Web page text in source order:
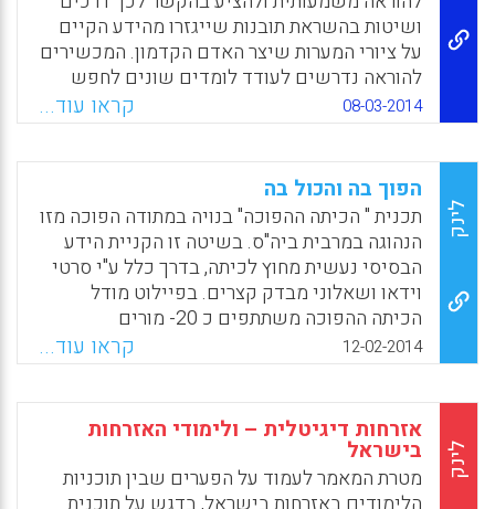
לגבי ההתנסות שלהם בקורס, ובמיוחד העריכו את
שיתוף הפעולה בין הסטודנטים לבין הרכיבים
הלימודיים של הוידאו(Love, Betty, Hodge,
Angie, Grandgenett, Neal and Swift, Andrew
W. , 2014).
WhatsApp
Facebook
Email
X
ושיטות בהשראת תובנות שייגזרו מהידע הקיים
על ציורי המערות שיצר האדם הקדמון. המכשירים
להוראה נדרשים לעודד לומדים שונים לחפש
תשובות לשאלות הגדולות של חייהם ולהבנות את
התובנות המשמעותיות להם בקצב האישי של כל
אחת ואחד. כמו כן עליהם לשתף אותם בתכנון
ובארגון זמן הלמידה ובבחירת פעילויות הלמידה
שיסייעו להם לתת מענה לשאלות ( מיכל סדן).
WhatsApp
Facebook
Email
X
08-03-2014 קראו עוד...
לינק
הפוך בה והכול בה
תכנית " הכיתה ההפוכה" בנויה במתודה הפוכה מזו
הנהוגה במרבית ביה"ס. בשיטה זו הקניית הידע
הבסיסי נעשית מחוץ לכיתה, בדרך כלל ע"י סרטי
וידאו ושאלוני מבדק קצרים. בפיילוט מודל
הכיתה ההפוכה משתתפים כ 20- מורים
המלמדים מתמטיקה ב 20- כיתות בחינוך העל
יסודי. הניסוי נערך בבתי ספר של רשת אמי"ת
בישראל ( נורית רייך, דן בוכניק) .
WhatsApp
Facebook
Email
X
12-02-2014 קראו עוד...
לינק
אזרחות דיגיטלית – ולימודי האזרחות
בישראל
מטרת המאמר לעמוד על הפערים שבין תוכניות